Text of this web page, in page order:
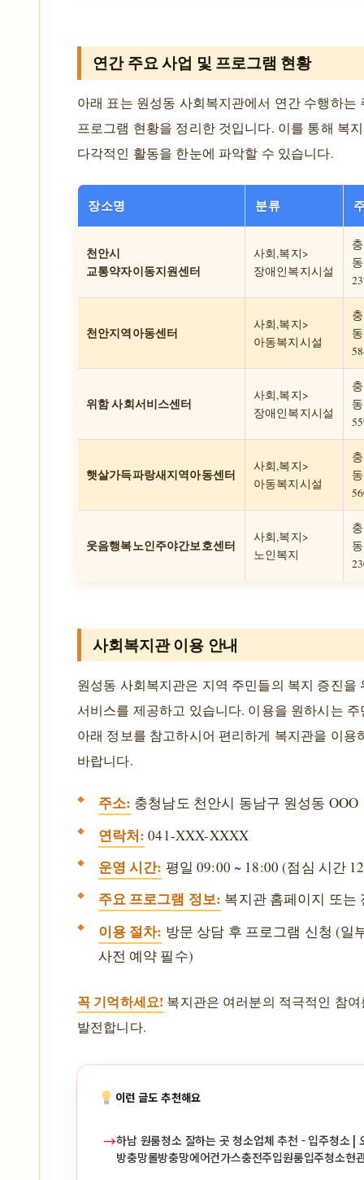
연간 주요 사업 및 프로그램 현황
아래 표는 원성동 사회복지관에서 연간 수행하는
프로그램 현황을 정리한 것입니다. 이를 통해 복
다각적인 활동을 한눈에 파악할 수 있습니다.
장소명 분류
천안시
교통약자이동지원센터
사회,복지>
장애인복지시설
천안지역아동센터
사회,복지>
아동복지시설
위함 사회서비스센터
사회,복지>
장애인복지시설
햇살가득파랑새지역아동센터
사회,복지>
아동복지시설
웃음행복노인주야간보호센터
사회,복지>
노인복지
사회복지관 이용 안내
원성동 사회복지관은 지역 주민들의 복지 증진을
서비스를 제공하고 있습니다. 이용을 원하시는
아래 정보를 참고하시어 편리하게 복지관을 이용
바랍니다.
주소: 충청남도 천안시 동남구 원성동 OOO
연락처: 041-XXX-XXXX
운영 시간: 평일 09:00 ~ 18:00 (점심 시간
주요 프로그램 정보: 복지관 홈페이지 또는
이용 절차: 방문 상담 후 프로그램 신청 (일
사전 예약 필수)
꼭 기억하세요! 복지관은 여러분의 적극적인 참
발전합니다.
이런 글도 추천해요
→하남 원룸청소 잘하는 곳 청소업체 추천 - 입주청소 |
방충망롤방충망에어컨가스충전주입원룸입주청소현